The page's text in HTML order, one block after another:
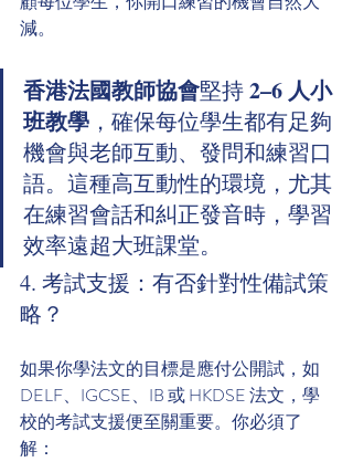
減。
香港法國教師協會堅持 2–6 人小
班教學 ，確保每位學生都有足夠
機會與老師互動、發問和練習口
語。這種高互動性的環境，尤其
在練習會話和糾正發音時，學習
效率遠超大班課堂。
4. 考試支援：有否針對性備試策
略？
如果你學法文的目標是應付公開試，如
DELF、IGCSE、IB 或 HKDSE 法文，學
校的考試支援便至關重要。你必須了
解：